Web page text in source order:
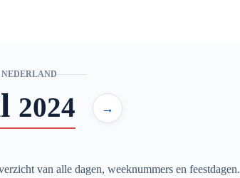
2024 →
van alle dagen, weeknummers en feestdagen.